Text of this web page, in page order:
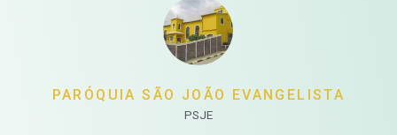
PARÓQUIA SÃO JOÃO EVANGELISTA
PSJE